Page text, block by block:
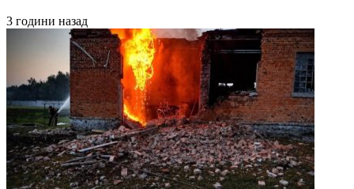
3 години назад